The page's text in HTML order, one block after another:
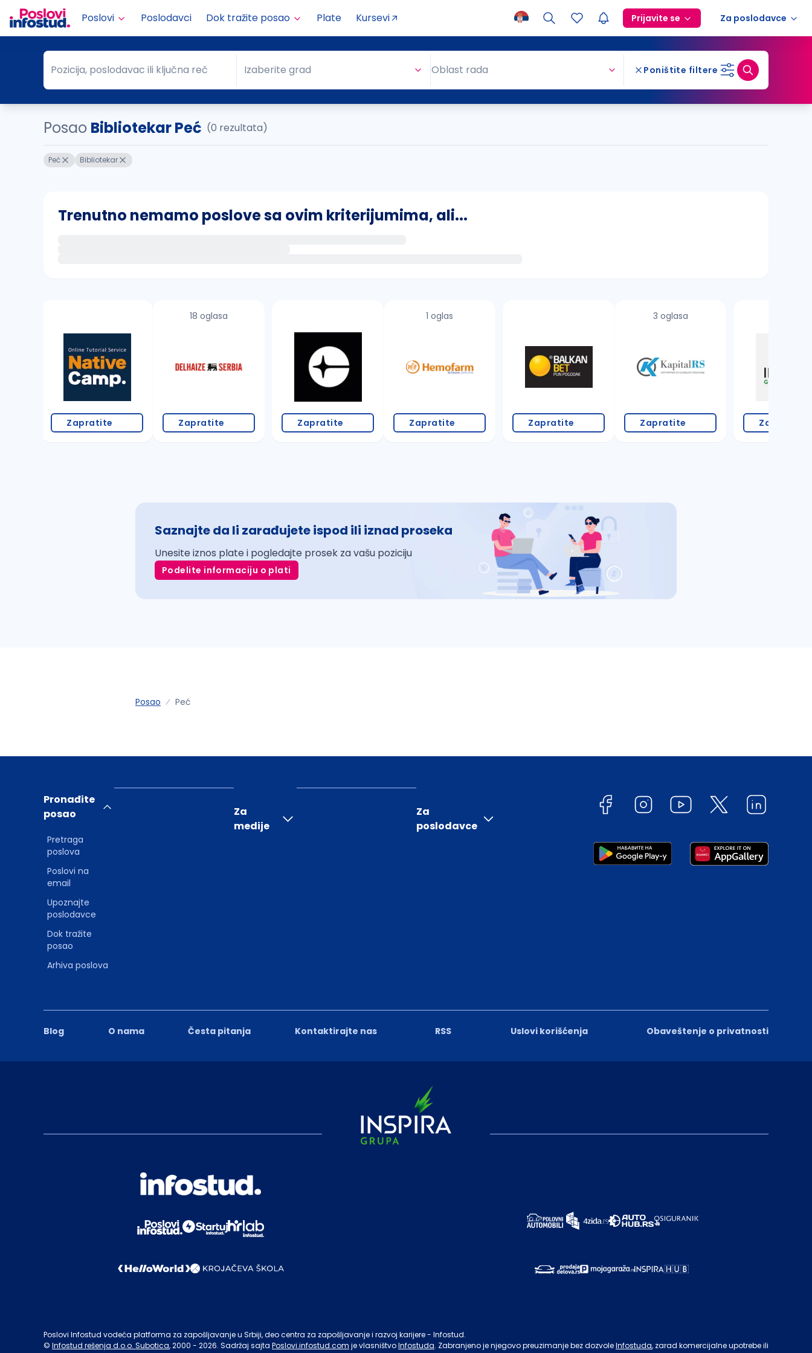
Poslovi Poslodavci Dok tražite posao Plate Kursevi Prijavite se Za poslodavce
Pozicija, poslodavac ili ključna reč
Pozicija, poslodavac ili ključna reč Grad
Izaberite grad Oblast rada Poništite filtere
Posao Bibliotekar Peć (0 rezultata)
Peć Bibliotekar
Trenutno nemamo poslove sa ovim kriterijumima, ali...
proverite pravopisne greške (koristite č, ć, š, đ, ž, dž)
povećajte radijus za odabrani grad
Zapratite
18 oglasa
Zapratite Zapratite
1 oglas
Zapratite Zapratite
3 oglasa
Zapratite Zapratite
Saznajte da li zarađujete ispod ili iznad proseka
Unesite iznos plate i pogledajte prosek za vašu poziciju
Podelite informaciju o plati
Posao Peć
Blog O nama Česta pitanja Kontaktirajte nas RSS Uslovi korišćenja Obaveštenje o privatnosti
Pronađite
posao
Pretraga
poslova
Poslovi na
email
Upoznajte
poslodavce
Dok tražite
posao
Arhiva poslova
Za
medije
Za
poslodavce
Poslovi Infostud vodeća platforma za zapošljavanje u Srbiji, deo centra za zapošljavanje i razvoj karijere - Infostud.
© Infostud rešenja d.o.o. Subotica, 2000 - 2026. Sadržaj sajta Poslovi.infostud.com je vlasništvoInfostuda. Zabranjeno je njegovo preuzimanje bez dozvoleInfostuda, zarad komercijalne upotrebe ili